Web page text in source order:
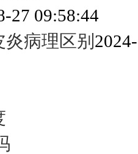
27 09:58:44
病理区别